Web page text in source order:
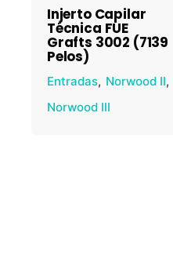
Injerto Capilar
Técnica FUE
Grafts 3002 (7139
Pelos)
Entradas Norwood II
Norwood III